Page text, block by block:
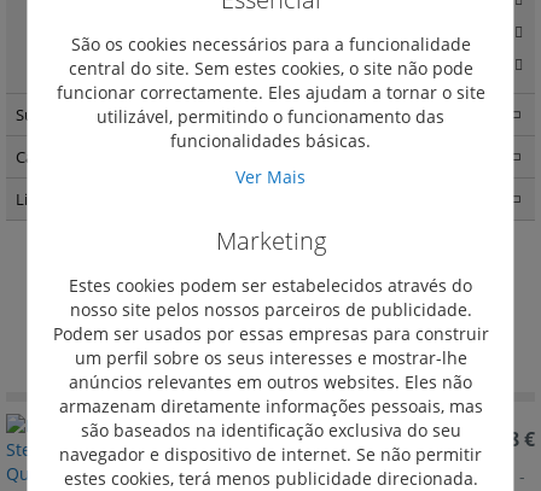
Quadro Areia
Ordenar por
Definir
Ordenação
Decrescente
REF. 864675
Niloé Step - Quadro Quíntuplo horizontal/vertical -
4,08 €
Quadro Madeira Escura(3)
Suno
Caixas de encastrar Batibox
Light Now
São os cookies necessários para a funcionalidade
central do site. Sem estes cookies, o site não pode
funcionar correctamente. Eles ajudam a tornar o site
utilizável, permitindo o funcionamento das
funcionalidades básicas.
Ver Mais
Marketing
Estes cookies podem ser estabelecidos através do
nosso site pelos nossos parceiros de publicidade.
Podem ser usados por essas empresas para construir
um perfil sobre os seus interesses e mostrar-lhe
anúncios relevantes em outros websites. Eles não
armazenam diretamente informações pessoais, mas
são baseados na identificação exclusiva do seu
navegador e dispositivo de internet. Se não permitir
estes cookies, terá menos publicidade direcionada.